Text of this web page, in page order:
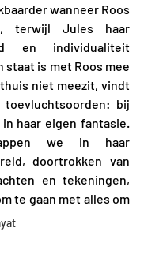
wanneer Roos
terwijl Jules haar
en individualiteit
is met Roos mee
niet meezit, vindt
toevluchtsoorden: bij
haar eigen fantasie.
we in haar
doortrokken van
en tekeningen,
te gaan met alles om